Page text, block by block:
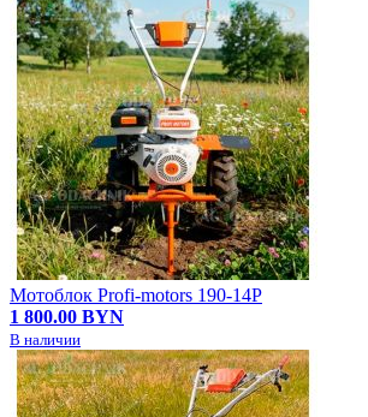
Мотоблок Profi-motors 190-14P
1 800.00 BYN
В наличии